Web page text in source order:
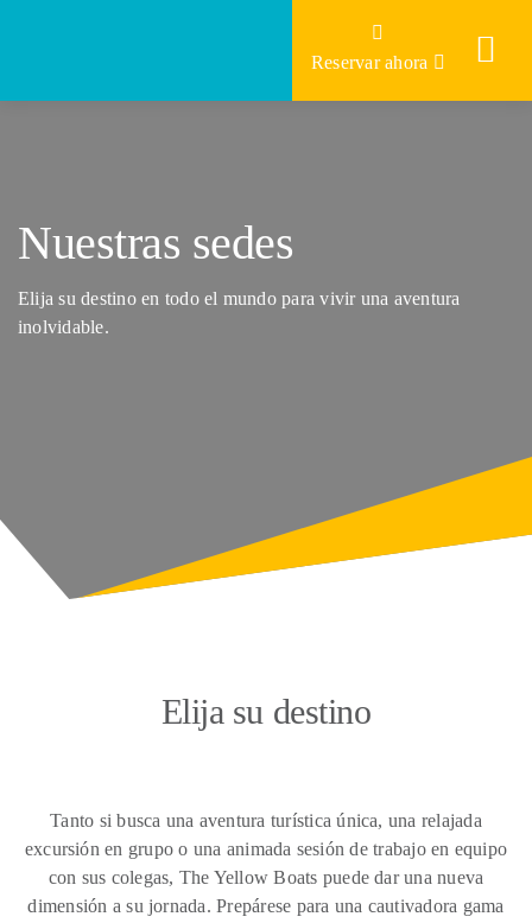
Reservar ahora
Nuestras sedes
Elija su destino en todo el mundo para vivir una aventura
inolvidable.
Elija su destino
Tanto si busca una aventura turística única, una relajada
excursión en grupo o una animada sesión de trabajo en equipo
con sus colegas, The Yellow Boats puede dar una nueva
dimensión a su jornada. Prepárese para una cautivadora gama